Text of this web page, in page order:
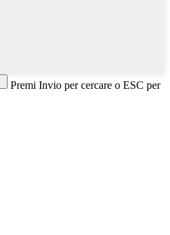
Premi Invio per cercare o ESC per